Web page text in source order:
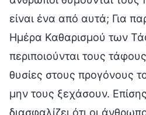
είναι ένα από αυτά; Για
Ημέρα Καθαρισμού των
περιποιούνται τους
θυσίες στους προγόνους
μην τους ξεχάσουν.
διασφαλίζει ότι οι